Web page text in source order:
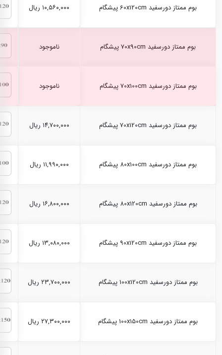
بوم ممتاز دورسفید 60x120cm پیشگام ۱۰,۵۶۰,۰۰۰ ریال
بوم ممتاز دورسفید 70x90cm پیشگام ناموجود
بوم ممتاز دورسفید 70x100cm پیشگام ناموجود
بوم ممتاز دورسفید 70x120cm پیشگام ۱۴,۷۰۰,۰۰۰ ریال
بوم ممتاز دورسفید 80x100cm پیشگام ۱۱,۹۹۰,۰۰۰ ریال
بوم ممتاز دورسفید 80x120cm پیشگام ۱۶,۸۰۰,۰۰۰ ریال
بوم ممتاز دورسفید 90x120cm پیشگام ۱۳,۰۸۰,۰۰۰ ریال
بوم ممتاز دورسفید 100x120cm پیشگام ۲۳,۷۰۰,۰۰۰ ریال
بوم ممتاز دورسفید 100x150cm پیشگام ۲۷,۳۰۰,۰۰۰ ریال